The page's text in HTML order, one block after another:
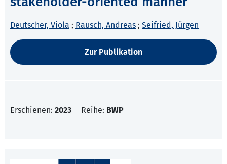
Deutscher, Viola ; Rausch, Andreas ; Seifried, Jürgen
Zur Publikation
Erschienen: 2023 Reihe: BWP